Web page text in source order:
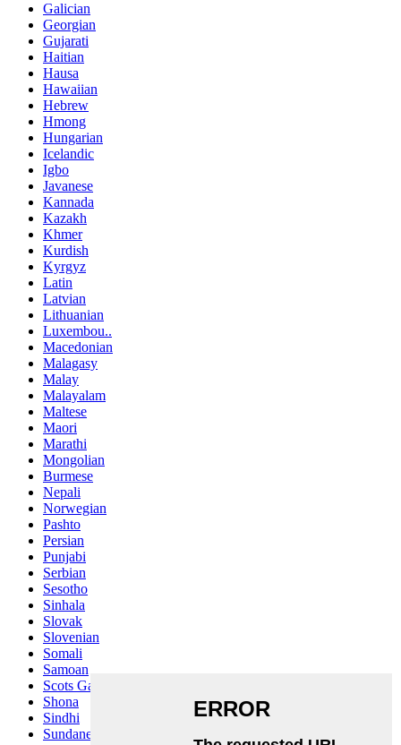
Galician
Georgian
Gujarati
Haitian
Hausa
Hawaiian
Hebrew
Hmong
Hungarian
Icelandic
Igbo
Javanese
Kannada
Kazakh
Khmer
Kurdish
Kyrgyz
Latin
Latvian
Lithuanian
Luxembou..
Macedonian
Malagasy
Malay
Malayalam
Maltese
Maori
Marathi
Mongolian
Burmese
Nepali
Norwegian
Pashto
Persian
Punjabi
Serbian
Sesotho
Sinhala
Slovak
Slovenian
Somali
Samoan
Scots Gaelic
Shona
Sindhi
Sundanese